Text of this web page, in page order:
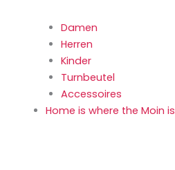
Damen
Herren
Kinder
Turnbeutel
Accessoires
Home is where the Moin is